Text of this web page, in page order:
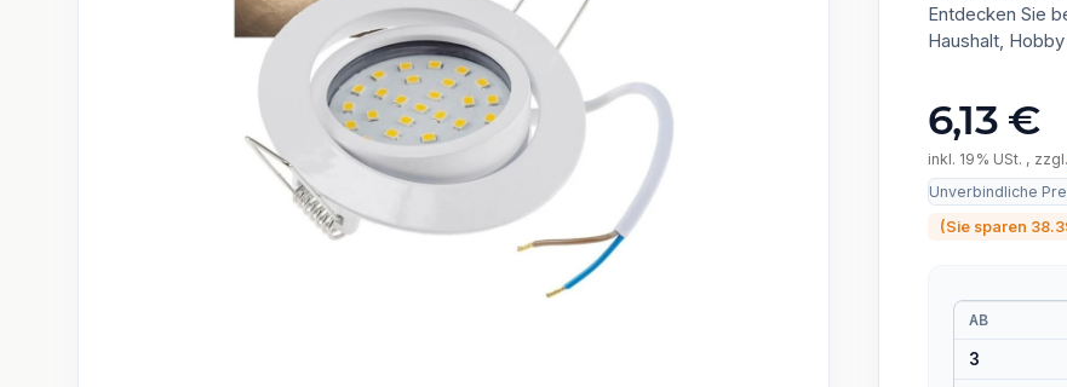
Entdecken Sie
Haushalt,
6,13 €
inkl. 19% USt. , zzgl.
Unverbindliche
(Sie sparen
AB
3